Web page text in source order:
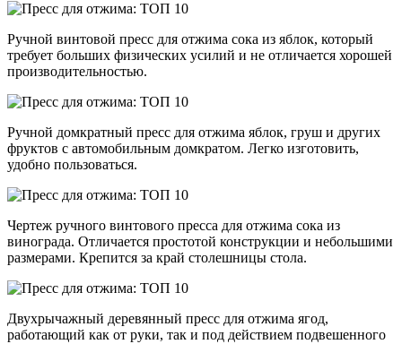
Ручной винтовой пресс для отжима сока из яблок, который
требует больших физических усилий и не отличается хорошей
производительностью.
Ручной домкратный пресс для отжима яблок, груш и других
фруктов с автомобильным домкратом. Легко изготовить,
удобно пользоваться.
Чертеж ручного винтового пресса для отжима сока из
винограда. Отличается простотой конструкции и небольшими
размерами. Крепится за край столешницы стола.
Двухрычажный деревянный пресс для отжима ягод,
работающий как от руки, так и под действием подвешенного